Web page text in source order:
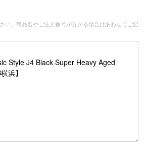
い。商品名やご注文番号が分かる場合はあわせてご記